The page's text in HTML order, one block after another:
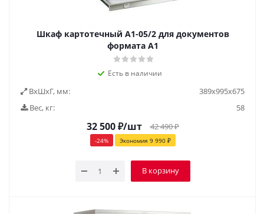
Шкаф картотечный А1-05/2 для документов
формата А1
Есть в наличии
ВxШxГ, мм:
389х995х675
Вес, кг:
58
32 500₽/шт 42 490₽
-24% Экономия 9 990₽
В корзину